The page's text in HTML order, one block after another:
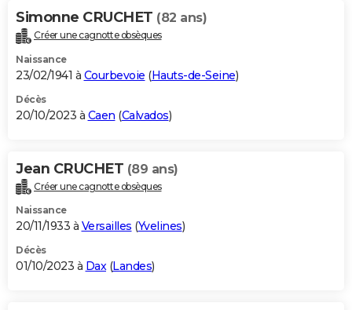
Simonne CRUCHET (82 ans)
Créer une cagnotte obsèques
Naissance
23/02/1941 à Courbevoie (Hauts-de-Seine)
Décès
20/10/2023 à Caen (Calvados)
Jean CRUCHET (89 ans)
Créer une cagnotte obsèques
Naissance
20/11/1933 à Versailles (Yvelines)
Décès
01/10/2023 à Dax(Landes)